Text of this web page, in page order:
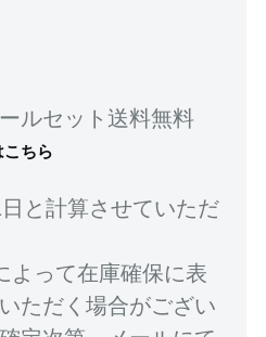
ルセット送料無料
ちら
と計算させていただ
よって在庫確保に表
ただく場合がござい